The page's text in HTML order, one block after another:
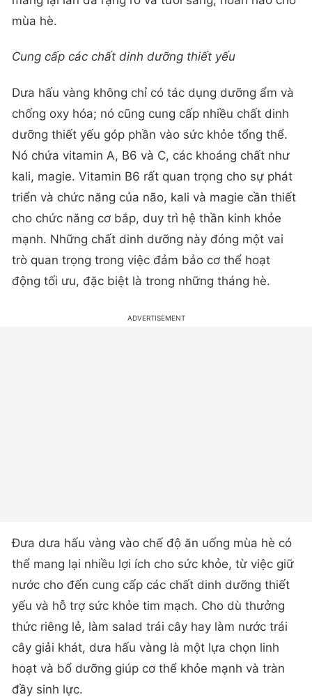
mùa hè.
Cung cấp các chất dinh dưỡng thiết yếu
Dưa hấu vàng không chỉ có tác dụng dưỡng ẩm và
chống oxy hóa; nó cũng cung cấp nhiều chất dinh
dưỡng thiết yếu góp phần vào sức khỏe tổng thể.
Nó chứa vitamin A, B6 và C, các khoáng chất như
kali, magie. Vitamin B6 rất quan trọng cho sự phát
triển và chức năng của não, kali và magie cần thiết
cho chức năng cơ bắp, duy trì hệ thần kinh khỏe
mạnh. Những chất dinh dưỡng này đóng một vai
trò quan trọng trong việc đảm bảo cơ thể hoạt
động tối ưu, đặc biệt là trong những tháng hè.
Đưa dưa hấu vàng vào chế độ ăn uống mùa hè có
thể mang lại nhiều lợi ích cho sức khỏe, từ việc giữ
nước cho đến cung cấp các chất dinh dưỡng thiết
yếu và hỗ trợ sức khỏe tim mạch. Cho dù thưởng
thức riêng lẻ, làm salad trái cây hay làm nước trái
cây giải khát, dưa hấu vàng là một lựa chọn linh
hoạt và bổ dưỡng giúp cơ thể khỏe mạnh và tràn
đầy sinh lực.